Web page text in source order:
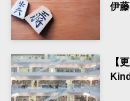
伊
【